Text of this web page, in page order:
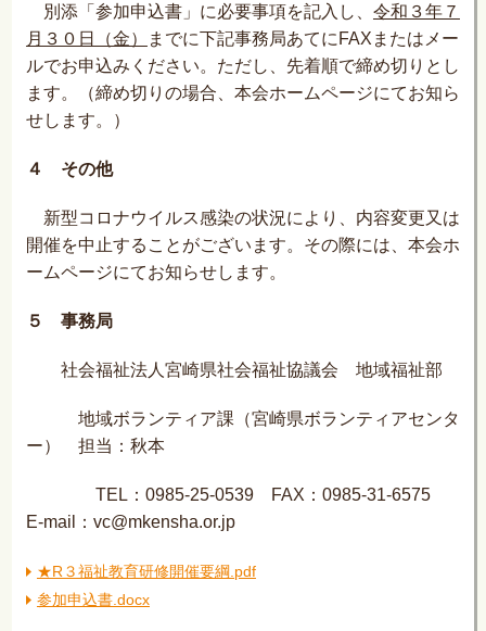
別添「参加申込書」に必要事項を記入し、 令和３年７
月３０日（金）
までに下記事務局あてにFAXまたはメー
ルでお申込みください。ただし、先着順で締め切りとし
ます。（締め切りの場合、本会ホームページにてお知ら
せします。）
４ その他
新型コロナウイルス感染の状況により、内容変更又は
開催を中止することがございます。その際には、本会ホ
ームページにてお知らせします。
５ 事務局
社会福祉法人宮崎県社会福祉協議会 地域福祉部
地域ボランティア課（宮崎県ボランティアセンタ
ー） 担当：秋本
TEL：0985-25-0539 FAX：0985-31-6575
E-mail：vc@mkensha.or.jp
★R３福祉教育研修開催要綱.pdf
参加申込書.docx